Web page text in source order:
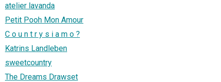
atelier lavanda
Petit Pooh Mon Amour
C o u n t r y s i a m o ?
Katrins Landleben
sweetcountry
The Dreams Drawset